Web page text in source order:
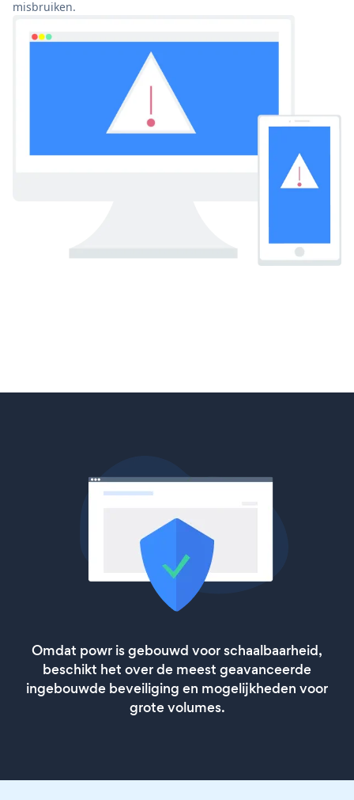
misbruiken.
Omdat powr is gebouwd voor schaalbaarheid,
beschikt het over de meest geavanceerde
ingebouwde beveiliging en mogelijkheden voor
grote volumes.